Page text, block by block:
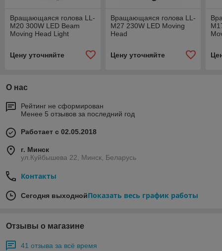
Вращающаяся голова LL-
M20 300W LED Beam
Moving Head Light
Цену уточняйте
Вращающаяся голова LL-
M27 230W LED Moving
Head
Цену уточняйте
О нас
Рейтинг не сформирован
Менее 5 отзывов за последний год
Работает с 02.05.2018
г. Минск
ул.Куйбышева 22, Минск, Беларусь
Контакты
Сегодня выходнойПоказать весь график работы
Отзывы о магазине
41 отзыва за всё время